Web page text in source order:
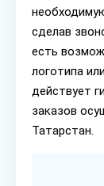
сделав
есть
логотипа
действует
заказов
Татарстан.